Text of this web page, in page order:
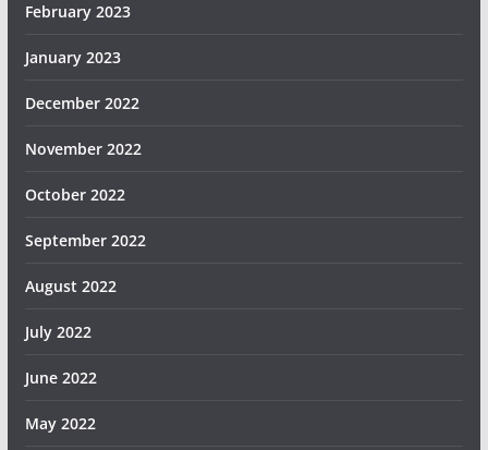
February 2023
January 2023
December 2022
November 2022
October 2022
September 2022
August 2022
July 2022
June 2022
May 2022